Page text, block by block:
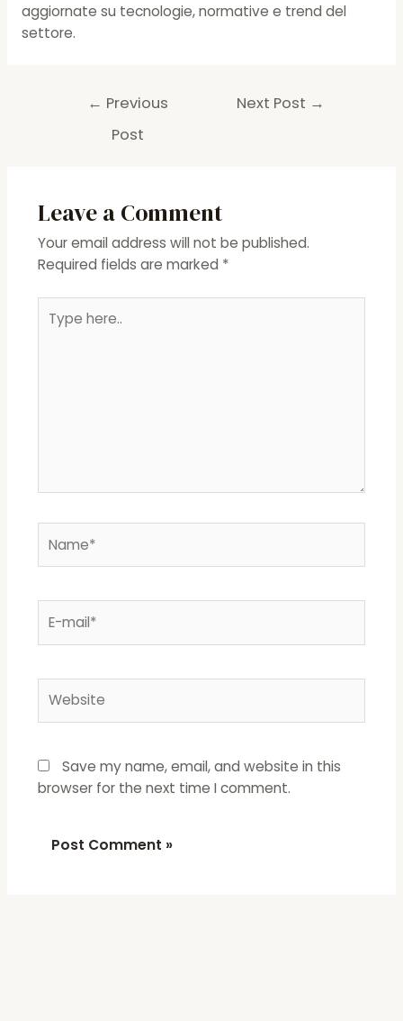
aggiornate su tecnologie, normative e trend del
settore.
← Previous
Post
Next Post →
Leave a Comment
Your email address will not be published.
Required fields are marked *
here..
mail*
Save my name, email, and website in this
browser for the next time I comment.